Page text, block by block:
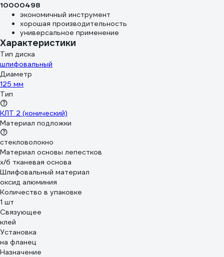
10000498
экономичный инструмент
хорошая производительность
универсальное применение
Характеристики
Тип диска
шлифовальный
Диаметр
125 мм
Тип
КЛТ 2 (конический)
Материал подложки
стекловолокно
Материал основы лепестков
х/б тканевая основа
Шлифовальный материал
оксид алюминия
Количество в упаковке
1 шт
Связующее
клей
Установка
на фланец
Назначение